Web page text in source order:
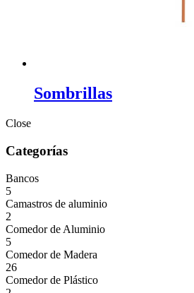
Sombrillas
Close
Categorías
Bancos
5
Camastros de aluminio
2
Comedor de Aluminio
5
Comedor de Madera
26
Comedor de Plástico